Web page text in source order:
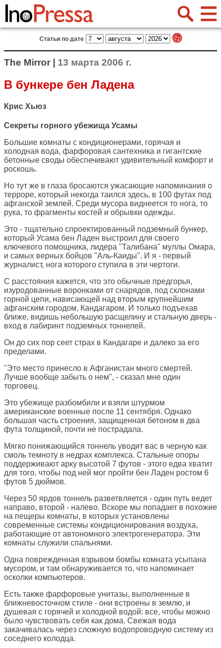
Статьи по дате
The Mirror | 13 марта 2006 г.
В бункере бен Ладена
Крис Хьюз
Секреты горного убежища Усамы
Большие комнаты с кондиционерами, горячая и
холодная вода, фарфоровая сантехника и гигантские
бетонные своды обеспечивают удивительный комфорт и
роскошь.
Но тут же в глаза бросаются ужасающие напоминания о
терроре, который некогда таился здесь, в 100 футах под
афганской землей. Среди мусора виднеется то нога, то
рука, то фрагменты костей и обрывки одежды.
Это - тщательно спроектированный подземный бункер,
который Усама бен Ладен выстроил для своего
ключевого помощника, лидера "Талибана" муллы Омара,
и самых верных бойцов "Аль-Каиды". И я - первый
журналист, нога которого ступила в эти чертоги.
С расстояния кажется, что это обычные предгорья,
изуродованные воронками от снарядов, под склонами
горной цепи, нависающей над вторым крупнейшим
афганским городом, Кандагаром. И только подъехав
ближе, видишь небольшую расщелину и стальную дверь -
вход в лабиринт подземных тоннелей.
Он до сих пор сеет страх в Кандагаре и далеко за его
пределами.
"Это место принесло в Афганистан много смертей.
Лучше вообще забыть о нем", - сказал мне один
торговец.
Это убежище разбомбили и взяли штурмом
американские военные после 11 сентября. Однако
большая часть строения, защищенная бетоном в два
фута толщиной, почти не пострадала.
Мягко понижающийся тоннель уводит вас в черную как
смоль темноту в недрах комплекса. Стальные опоры
поддерживают арку высотой 7 футов - этого едва хватит
для того, чтобы под ней мог пройти бен Ладен ростом 6
футов 5 дюймов.
Через 50 ярдов тоннель разветвляется - один путь ведет
направо, второй - налево. Вскоре мы попадает в похожие
на пещеры комнаты, в которых установлены
современные системы кондиционирования воздуха,
работающие от автономного электрогенератора. Эти
комнаты служили спальнями.
Одна поврежденная взрывом бомбы комната усыпана
мусором, и там обнаруживается то, что напоминает
осколки компьютеров.
Есть также фарфоровые унитазы, выполненные в
ближневосточном стиле - они встроены в землю, и
душевая с горячей и холодной водой: все, чтобы можно
было чувствовать себя как дома. Свежая вода
закачивалась через сложную водопроводную систему из
соседнего колодца.